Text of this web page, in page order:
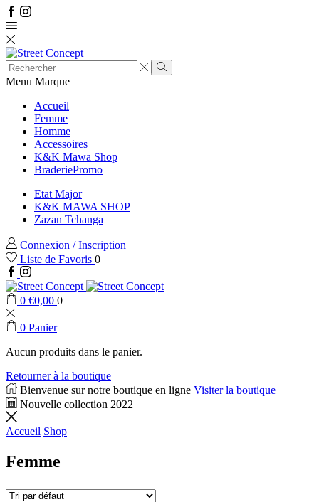
Facebook
Instagram
Search
input
Search
Menu Marque
Accueil
Femme
Homme
Accessoires
K&K Mawa Shop
BraderiePromo
Etat Major
K&K MAWA SHOP
Zazan Tchanga
Connexion / Inscription
Liste de Favoris 0
Facebook
Instagram
0 €0,00 0
0 Panier
Aucun produits dans le panier.
Retourner à la boutique
Bienvenue sur notre boutique en ligne Visiter la boutique
Nouvelle collection 2022
Accueil Shop
Femme